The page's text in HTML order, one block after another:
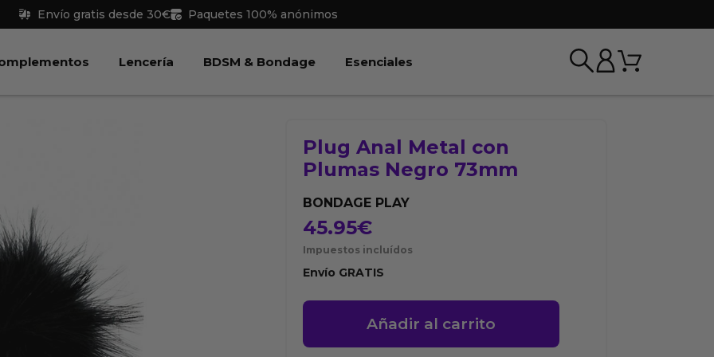
Envío gratis desde 30€ Paquetes 100% anónimos
Juguetes Abrir Complementos
Lencería Abrir Lencería
BDSM & Bondage Abrir BDSM & Bondage
Esenciales Carrito
Plug Anal Metal con
Plumas Negro 73mm
BONDAGE PLAY
45.95€
Impuestos incluídos
Envío GRATIS
Plug
Metal
Añadir al carrito